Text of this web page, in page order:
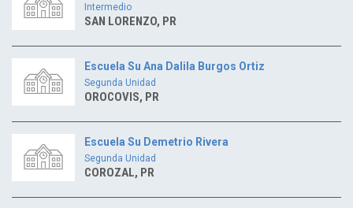
Intermedio
SAN LORENZO, PR
Escuela Su Ana Dalila Burgos Ortiz
Segunda Unidad
OROCOVIS, PR
Escuela Su Demetrio Rivera
Segunda Unidad
COROZAL, PR